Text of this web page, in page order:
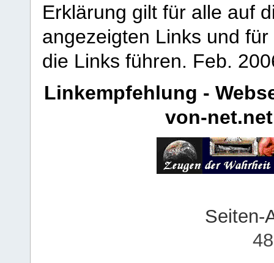
Erklärung gilt für alle auf
angezeigten Links und
die Links führen. Feb.
Linkempfehlung -
von-net.net
Seiten-